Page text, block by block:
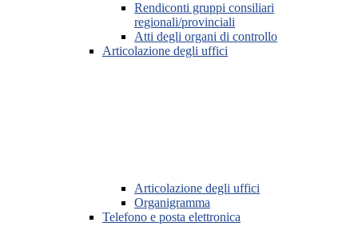
Rendiconti gruppi consiliari
regionali/provinciali
Atti degli organi di controllo
Articolazione degli uffici
Articolazione degli uffici
Organigramma
Telefono e posta elettronica